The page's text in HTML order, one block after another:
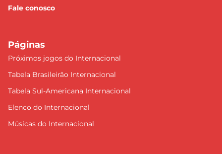
Fale conosco
Páginas
Próximos jogos do Internacional
Tabela Brasileirão Internacional
Tabela Sul-Americana Internacional
Elenco do Internacional
Músicas do Internacional